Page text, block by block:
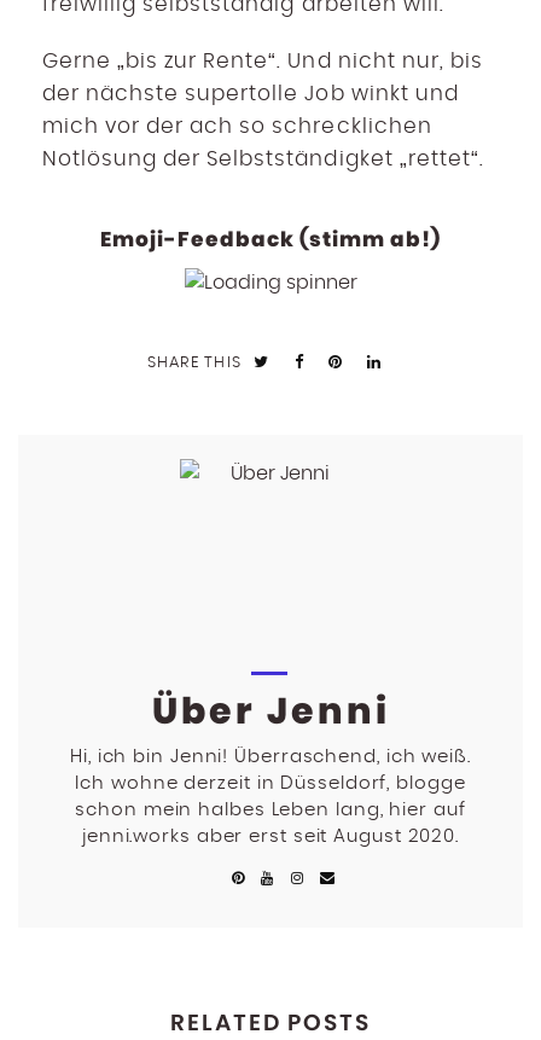
freiwillig selbstständig arbeiten will.
Gerne „bis zur Rente“. Und nicht nur, bis
der nächste supertolle Job winkt und
mich vor der ach so schrecklichen
Notlösung der Selbstständigket „rettet“.
Emoji-Feedback (stimm ab!)
SHARE THIS
Über Jenni
Hi, ich bin Jenni! Überraschend, ich weiß.
Ich wohne derzeit in Düsseldorf, blogge
schon mein halbes Leben lang, hier auf
jenni.works aber erst seit August 2020.
RELATED POSTS